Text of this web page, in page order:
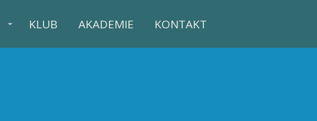
KLUB AKADEMIE KONTAKT